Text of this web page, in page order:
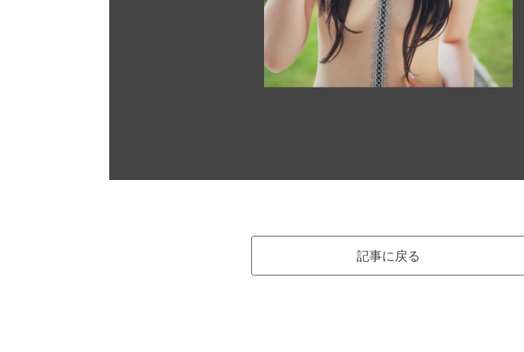
記事に戻る